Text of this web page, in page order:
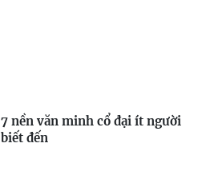
7 nền văn minh cổ đại ít người
biết đến